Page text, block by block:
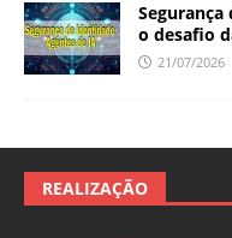
o desafio
21/07/2026
REALIZAÇÃO